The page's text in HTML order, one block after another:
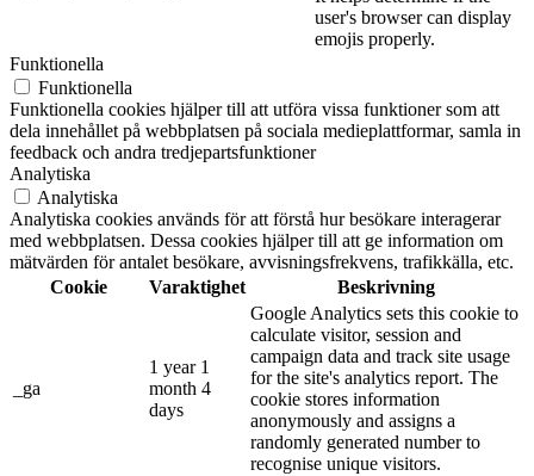
user's browser can display
emojis properly.
Funktionella
Funktionella
Funktionella cookies hjälper till att utföra vissa funktioner som att
dela innehållet på webbplatsen på sociala medieplattformar, samla in
feedback och andra tredjepartsfunktioner
Analytiska
Analytiska
Analytiska cookies används för att förstå hur besökare interagerar
med webbplatsen. Dessa cookies hjälper till att ge information om
mätvärden för antalet besökare, avvisningsfrekvens, trafikkälla, etc.
Cookie
Varaktighet Beskrivning
_ga
1 year 1
month 4
days
Google Analytics sets this cookie to
calculate visitor, session and
campaign data and track site usage
for the site's analytics report. The
cookie stores information
anonymously and assigns a
randomly generated number to
recognise unique visitors.